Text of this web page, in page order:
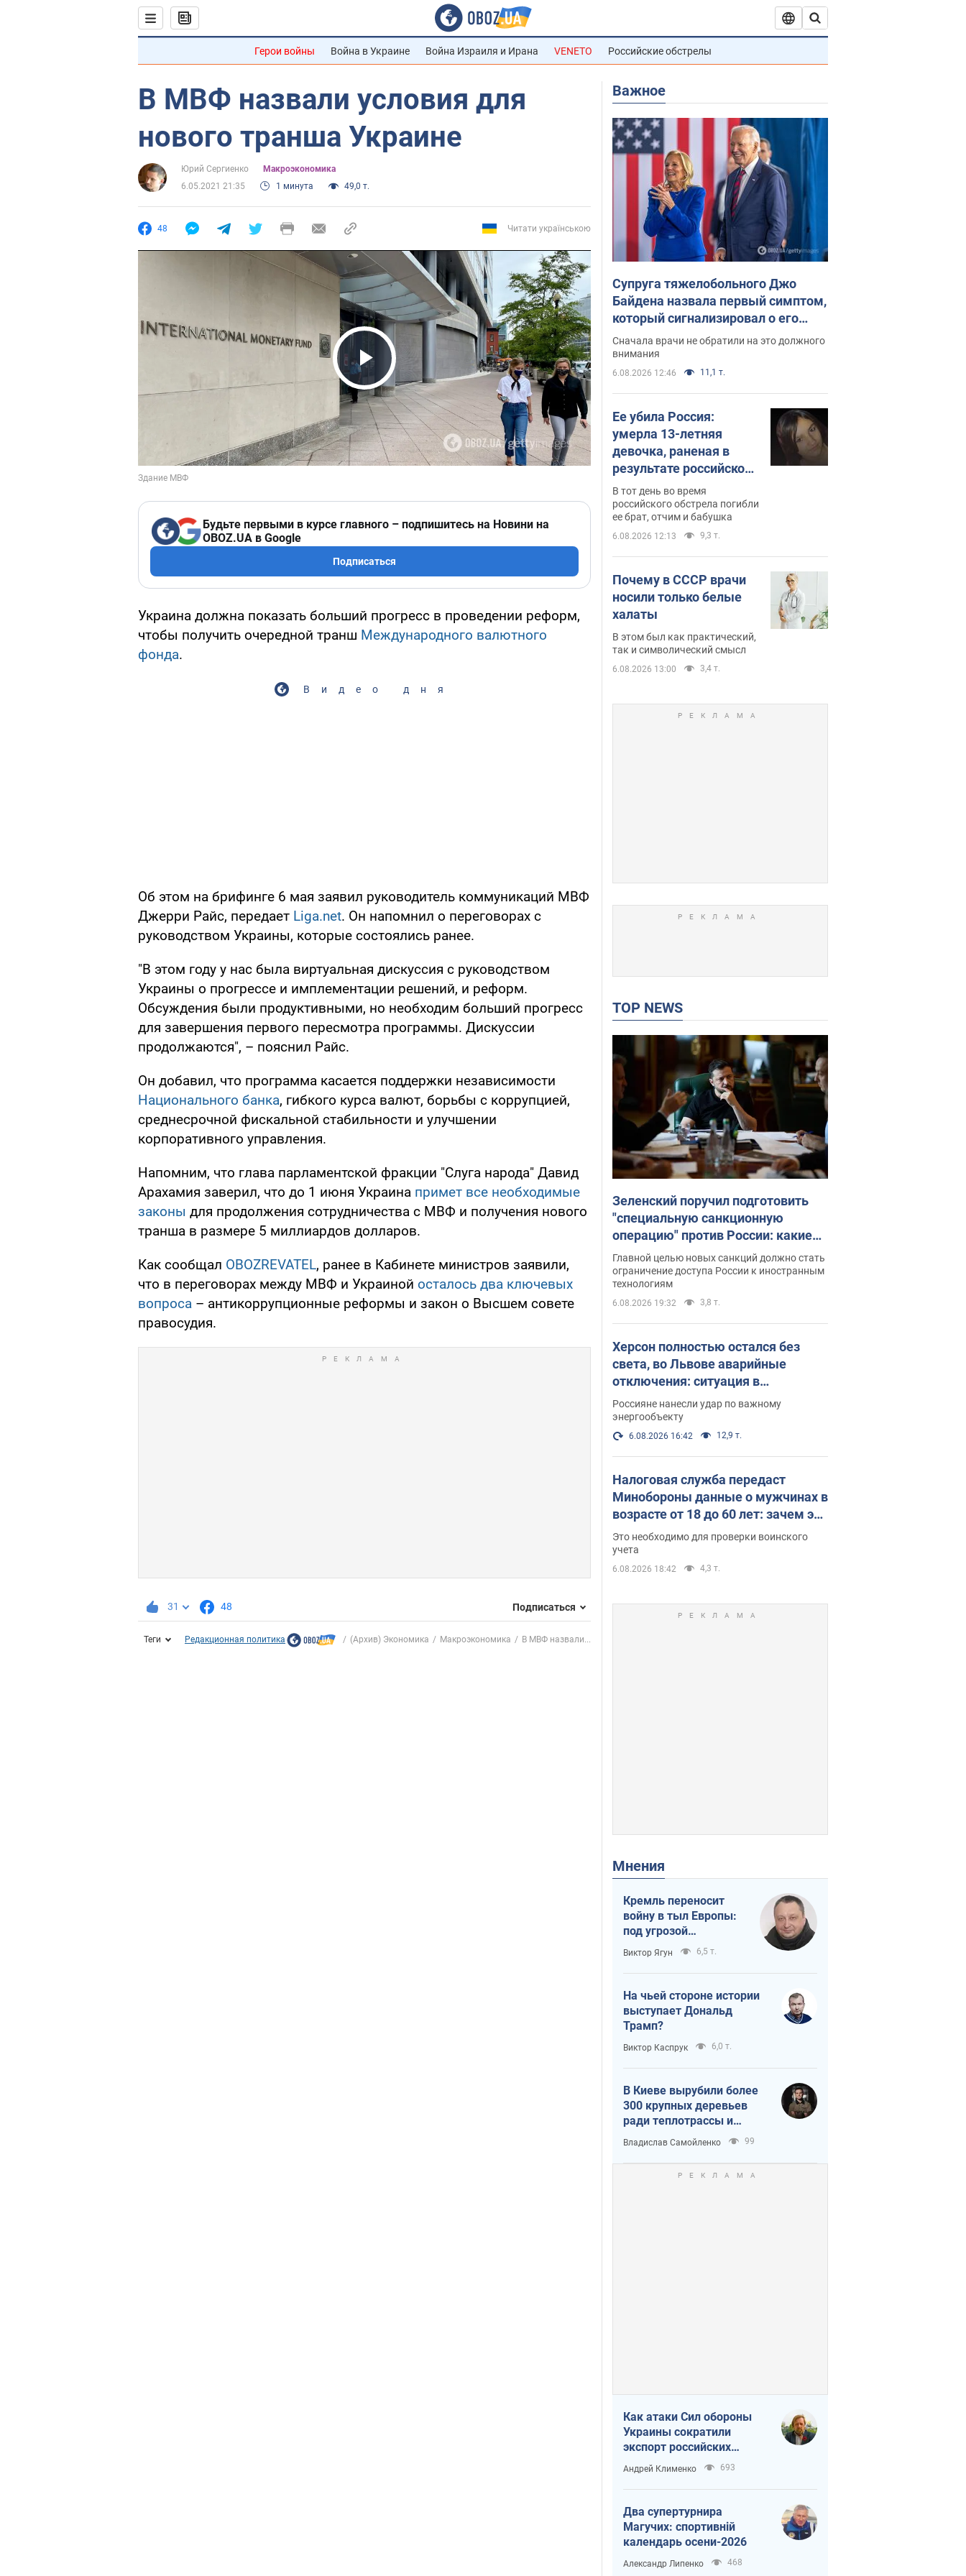
Герои войны Война в Украине Война Израиля и Ирана VENETO Российские обстрелы
В МВФ назвали условия для
нового транша Украине
Юрий Сергиенко
Mакроэкономика
6.05.2021 21:35
1 минута 49,0 т.
48 Читати українською
Play Video
Будьте первыми в курсе главного – подпишитесь на Новини на
OBOZ.UA в Google
Подписаться
Украина должна показать больший прогресс в проведении реформ,
чтобы получить очередной транш Международного валютного
фонда.
Видео дня
Об этом на брифинге 6 мая заявил руководитель коммуникаций МВФ
Джерри Райс, передает Liga.net. Он напомнил о переговорах с
руководством Украины, которые состоялись ранее.
"В этом году у нас была виртуальная дискуссия с руководством
Украины о прогрессе и имплементации решений, и реформ.
Обсуждения были продуктивными, но необходим больший прогресс
для завершения первого пересмотра программы. Дискуссии
продолжаются", – пояснил Райс.
Он добавил, что программа касается поддержки независимости
Национального банка, гибкого курса валют, борьбы с коррупцией,
среднесрочной фискальной стабильности и улучшении
корпоративного управления.
Напомним, что глава парламентской фракции "Слуга народа" Давид
Арахамия заверил, что до 1 июня Украина примет все необходимые
законы для продолжения сотрудничества с МВФ и получения нового
транша в размере 5 миллиардов долларов.
Как сообщал OBOZREVATEL, ранее в Кабинете министров заявили,
что в переговорах между МВФ и Украиной осталось два ключевых
вопроса – антикоррупционные реформы и закон о Высшем совете
правосудия.
31 48 Подписаться
Теги Редакционная политика (Архив) Экономика Mакроэкономика В МВФ назвали...
Важное
Супруга тяжелобольного Джо
Байдена назвала первый симптом,
который сигнализировал о его
"агрессивном" раке
Сначала врачи не обратили на это должного
внимания
6.08.2026 12:46 11,1 т.
Ее убила Россия:
умерла 13-летняя
девочка, раненая в
результате российской
атаки на Сумскую
область. Фото
В тот день во время
российского обстрела погибли
ее брат, отчим и бабушка
6.08.2026 12:13 9,3 т.
Почему в СССР врачи
носили только белые
халаты
В этом был как практический,
так и символический смысл
6.08.2026 13:00 3,4 т.
TOP NEWS
Зеленский поручил подготовить
"специальную санкционную
операцию" против России: какие
задачи поставил президент. Фото
Главной целью новых санкций должно стать
ограничение доступа России к иностранным
технологиям
6.08.2026 19:32 3,8 т.
Херсон полностью остался без
света, во Львове аварийные
отключения: ситуация в
энергосистеме 6 августа
Россияне нанесли удар по важному
энергообъекту
6.08.2026 16:42 12,9 т.
Налоговая служба передаст
Минобороны данные о мужчинах в
возрасте от 18 до 60 лет: зачем это
нужно
Это необходимо для проверки воинского
учета
6.08.2026 18:42 4,3 т.
Мнения
Кремль переносит
войну в тыл Европы:
под угрозой
критическая
логистика
Виктор Ягун 6,5 т.
На чьей стороне истории
выступает Дональд
Трамп?
Виктор Каспрук 6,0 т.
В Киеве вырубили более
300 крупных деревьев
ради теплотрассы и
вопреки Генплану
Владислав Самойленко 99
Как атаки Сил обороны
Украины сократили
экспорт российских
нефтепродуктов
Андрей Клименко 693
Два супертурнира
Магучих: спортивній
календарь осени-2026
Александр Липенко 468